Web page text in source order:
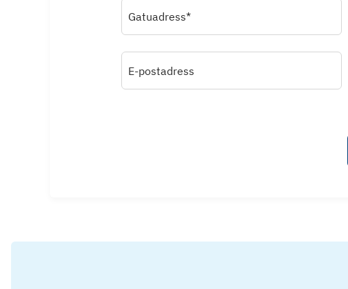
Gatuadress*
E-postadress